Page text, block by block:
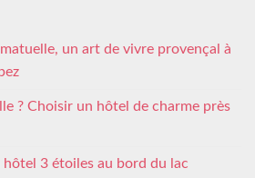
un art de vivre provençal à
? Choisir un hôtel de charme près
hôtel 3 étoiles au bord du lac